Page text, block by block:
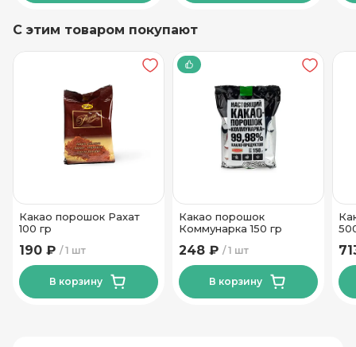
С этим товаром покупают
Какао порошок Рахат
100 гр
1 шт
190 ₽
В корзину
Какао порошок
Коммунарка 150 гр
1 шт
248 ₽
В корзину